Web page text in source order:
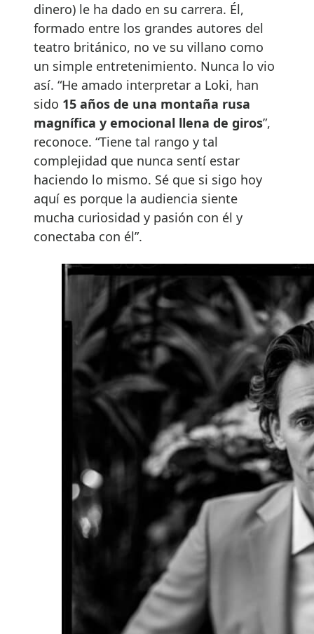
dinero) le ha dado en su carrera. Él,
formado entre los grandes autores del
teatro británico, no ve su villano como
un simple entretenimiento. Nunca lo vio
así. “He amado interpretar a Loki, han
sido 15 años de una montaña rusa
magnífica y emocional llena de giros”,
reconoce. “Tiene tal rango y tal
complejidad que nunca sentí estar
haciendo lo mismo. Sé que si sigo hoy
aquí es porque la audiencia siente
mucha curiosidad y pasión con él y
conectaba con él”.